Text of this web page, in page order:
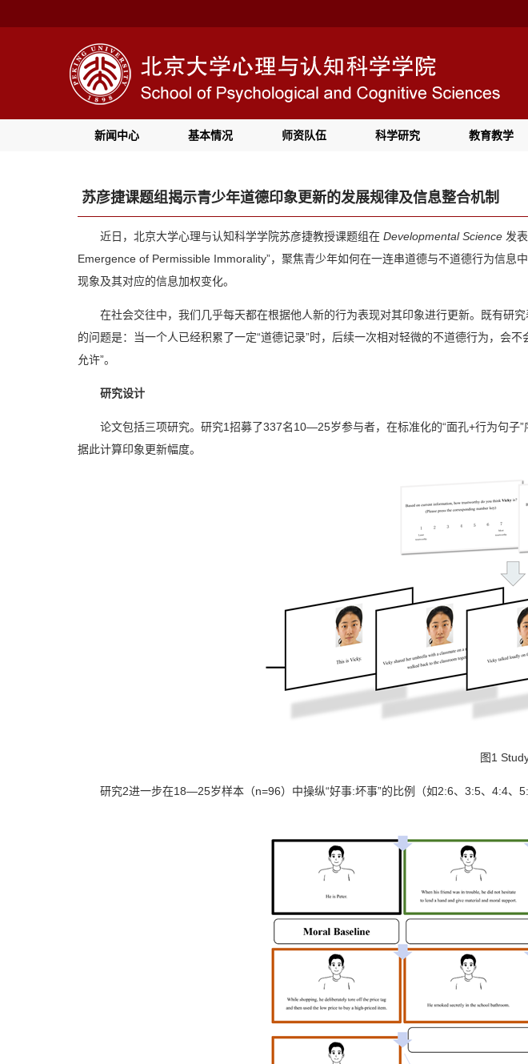
新闻中心 基本情况 师资队伍 科学研究 教育教学
苏彦捷课题组揭示青少年道德印象更新的发展规律及信息整合机制
近日，北京大学心理与认知科学学院苏彦捷教授课题组在 Developmental Science 发
Emergence of Permissible Immorality”，聚焦青少年如何在一连串道德与不道德行为信
现象及其对应的信息加权变化。
在社会交往中，我们几乎每天都在根据他人新的行为表现对其印象进行更新。既有研
的问题是：当一个人已经积累了一定“道德记录”时，后续一次相对轻微的不道德行为，会
允许”。
研究设计
论文包括三项研究。研究1招募了337名10—25岁参与者，在标准化的“面孔+行为句
据此计算印象更新幅度。
图1
研究2进一步在18—25岁样本（n=96）中操纵“好事:坏事”的比例（如2:6、3:5、4:4、